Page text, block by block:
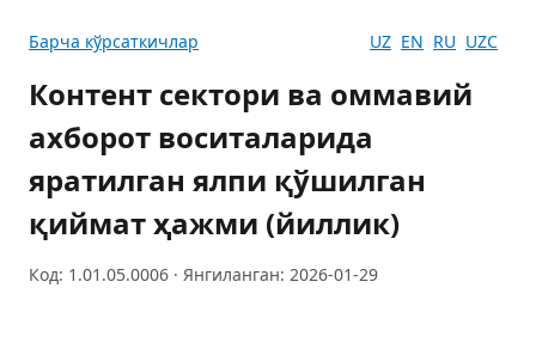
Барча кўрсаткичлар UZ EN RU UZC
Контент сектори ва оммавий
ахборот воситаларида
яратилган ялпи қўшилган
қиймат ҳажми (йиллик)
Код: 1.01.05.0006 · Янгиланган: 2026-01-29